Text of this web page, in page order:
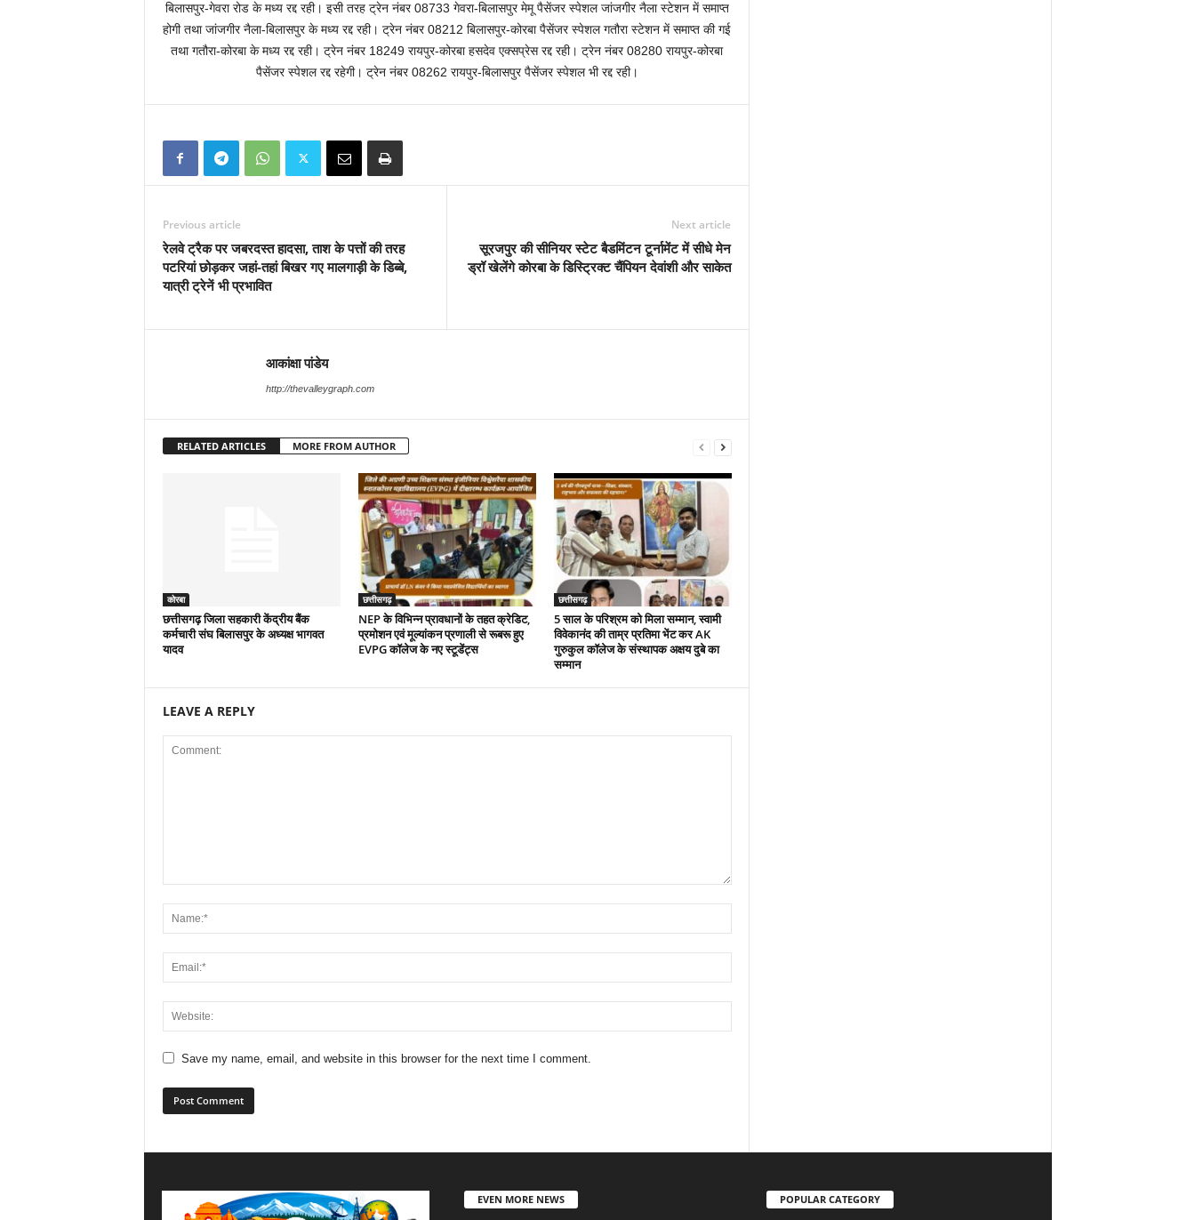
बिलासपुर-गेवरा रोड के मध्य रद्द रही। इसी तरह ट्रेन नंबर 08733 गेवरा-बिलासपुर मेमू पैसेंजर स्पेशल जांजगीर नैला स्टेशन में समाप्त
होगी तथा जांजगीर नैला-बिलासपुर के मध्य रद्द रही। ट्रेन नंबर 08212 बिलासपुर-कोरबा पैसेंजर स्पेशल गतौरा स्टेशन में समाप्त की गई
तथा गतौरा-कोरबा के मध्य रद्द रही। ट्रेन नंबर 18249 रायपुर-कोरबा हसदेव एक्सप्रेस रद्द रही। ट्रेन नंबर 08280 रायपुर-कोरबा
पैसेंजर स्पेशल रद्द रहेगी। ट्रेन नंबर 08262 रायपुर-बिलासपुर पैसेंजर स्पेशल भी रद्द रही।
Previous article
रेलवे ट्रैक पर जबरदस्त हादसा, ताश के पत्तों की तरह
पटरियां छोड़कर जहां-तहां बिखर गए मालगाड़ी के डिब्बे,
यात्री ट्रेनें भी प्रभावित
Next article
सूरजपुर की सीनियर स्टेट बैडमिंटन टूर्नामेंट में सीधे मेन
ड्रॉ खेलेंगे कोरबा के डिस्ट्रिक्ट चैंपियन देवांशी और साकेत
आकांक्षा पांडेय
http://thevalleygraph.com
RELATED ARTICLES MORE FROM AUTHOR
कोरबा
छत्तीसगढ़ जिला सहकारी केंद्रीय बैंक
कर्मचारी संघ बिलासपुर के अध्यक्ष भागवत
यादव
छत्तीसगढ़
NEP के विभिन्न प्रावधानों के तहत क्रेडिट,
प्रमोशन एवं मूल्यांकन प्रणाली से रूबरू हुए
EVPG कॉलेज के नए स्टूडेंट्स
छत्तीसगढ़
5 साल के परिश्रम को मिला सम्मान, स्वामी
विवेकानंद की ताम्र प्रतिमा भेंट कर AK
गुरुकुल कॉलेज के संस्थापक अक्षय दुबे का
सम्मान
LEAVE A REPLY
Save my name, email, and website in this browser for the next time I comment.
EVEN MORE NEWS POPULAR CATEGORY